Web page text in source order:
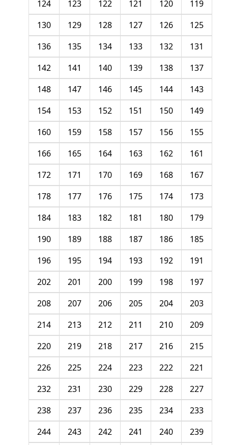
119
120
121
122
123
124
125
126
127
128
129
130
131
132
133
134
135
136
137
138
139
140
141
142
143
144
145
146
147
148
149
150
151
152
153
154
155
156
157
158
159
160
161
162
163
164
165
166
167
168
169
170
171
172
173
174
175
176
177
178
179
180
181
182
183
184
185
186
187
188
189
190
191
192
193
194
195
196
197
198
199
200
201
202
203
204
205
206
207
208
209
210
211
212
213
214
215
216
217
218
219
220
221
222
223
224
225
226
227
228
229
230
231
232
233
234
235
236
237
238
239
240
241
242
243
244